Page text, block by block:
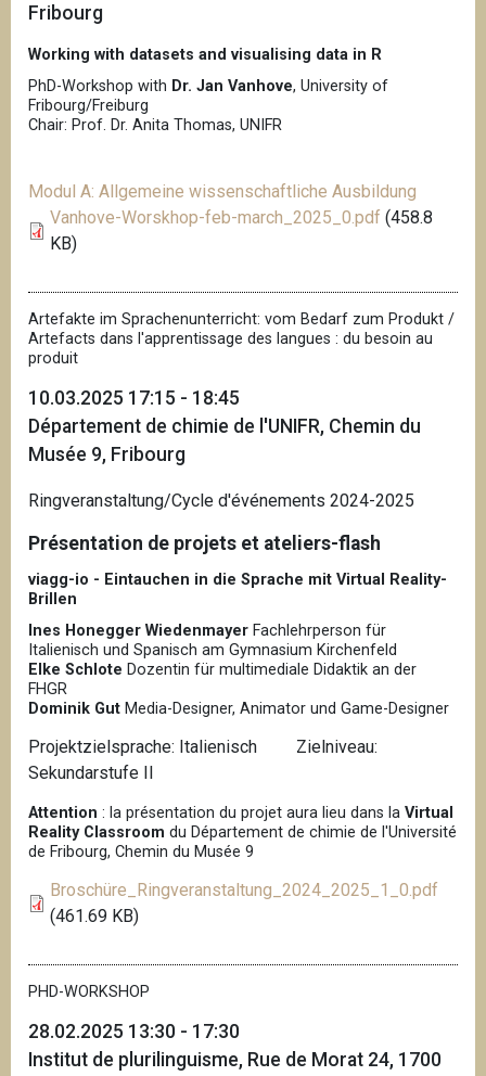
Fribourg
Working with datasets and visualising data in R
PhD-Workshop with Dr. Jan Vanhove, University of
Fribourg/Freiburg
Chair: Prof. Dr. Anita Thomas, UNIFR
Modul A: Allgemeine wissenschaftliche Ausbildung
Vanhove-Worskhop-feb-march_2025_0.pdf (458.8
KB)
Artefakte im Sprachenunterricht: vom Bedarf zum Produkt /
Artefacts dans l'apprentissage des langues : du besoin au
produit
10.03.2025 17:15 - 18:45
Département de chimie de l'UNIFR, Chemin du
Musée 9, Fribourg
Ringveranstaltung/Cycle d'événements 2024-2025
Présentation de projets et ateliers-flash
viagg-io - Eintauchen in die Sprache mit Virtual Reality-
Brillen
Ines Honegger Wiedenmayer Fachlehrperson für
Italienisch und Spanisch am Gymnasium Kirchenfeld
Elke Schlote Dozentin für multimediale Didaktik an der
FHGR
Dominik Gut Media-Designer, Animator und Game-Designer
Projektzielsprache: Italienisch Zielniveau:
Sekundarstufe II
Attention : la présentation du projet aura lieu dans la Virtual
Reality Classroom du Département de chimie de l'Université
de Fribourg, Chemin du Musée 9
Broschüre_Ringveranstaltung_2024_2025_1_0.pdf
(461.69 KB)
PHD-WORKSHOP
28.02.2025 13:30 - 17:30
Institut de plurilinguisme, Rue de Morat 24, 1700